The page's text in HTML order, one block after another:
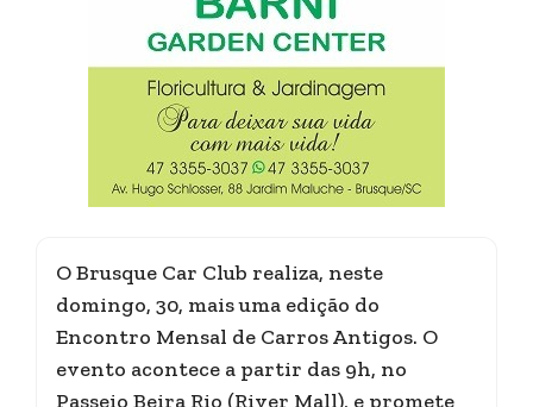
O Brusque Car Club realiza, neste
domingo, 30, mais uma edição do
Encontro Mensal de Carros Antigos. O
evento acontece a partir das 9h, no
Passeio Beira Rio (River Mall), e promete